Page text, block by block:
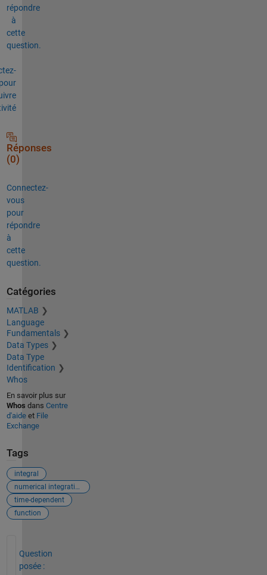
répondre
à
cette
question.
Réponses
(0)
Connectez-
vous
pour
répondre
à
cette
question.
Catégories
MATLAB
Language
Fundamentals
Data Types
Data Type
Identification
Whos
En savoir plus sur
Whos dans Centre
d'aideet File
Exchange
Tags
integral
numerical integration
time-dependent
function
Question
posée :